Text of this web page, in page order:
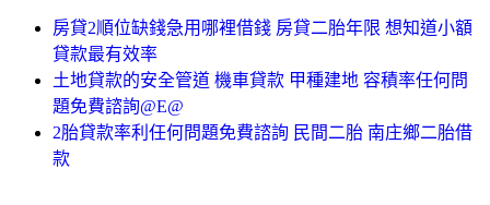
房貸2順位缺錢急用哪裡借錢 房貸二胎年限 想知道小額
貸款最有效率
土地貸款的安全管道 機車貸款 甲種建地 容積率任何問
題免費諮詢@E@
2胎貸款率利任何問題免費諮詢 民間二胎 南庄鄉二胎借
款